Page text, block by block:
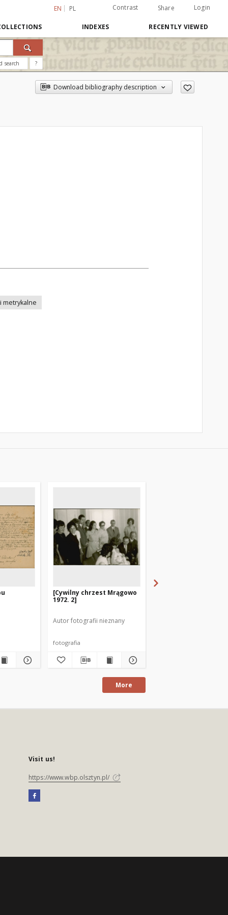
EN PL Contrast Share Login
INDEXES RECENTLY VIEWED
search ?
Download bibliography description
metrykalne
[Cywilny chrzest Mrągowo
1972. 2]
Autor fotografii nieznany
fotografia
More
Visit us!
https://www.wbp.olsztyn.pl/